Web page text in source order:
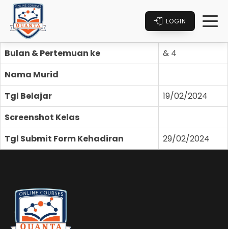
LOGIN
Bulan & Pertemuan ke
& 4
Nama Murid
Tgl Belajar
19/02/2024
Screenshot Kelas
Tgl Submit Form Kehadiran
29/02/2024